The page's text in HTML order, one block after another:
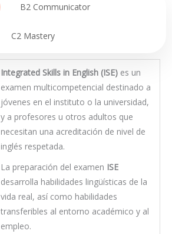
B2 Communicator
C2 Mastery
Integrated Skills in English (ISE) es un
examen multicompetencial destinado a
jóvenes en el instituto o la universidad,
y a profesores u otros adultos que
necesitan una acreditación de nivel de
inglés respetada.
La preparación del examen ISE
desarrolla habilidades lingüísticas de la
vida real, así como habilidades
transferibles al entorno académico y al
empleo.